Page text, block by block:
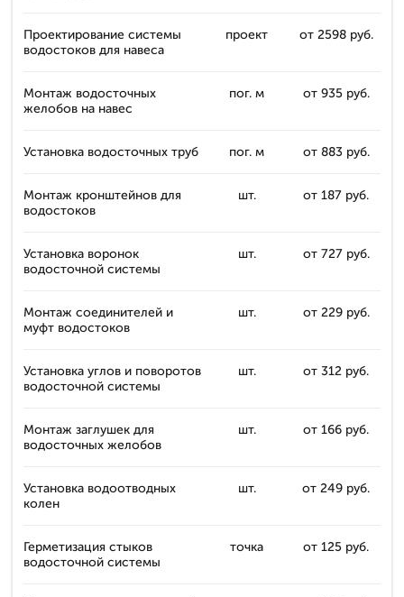
Проектирование системы
водостоков для навеса
проект от 2598 руб.
Монтаж водосточных
желобов на навес
пог. м от 935 руб.
Установка водосточных труб пог. м от 883 руб.
Монтаж кронштейнов для
водостоков
шт. от 187 руб.
Установка воронок
водосточной системы
шт. от 727 руб.
Монтаж соединителей и
муфт водостоков
шт. от 229 руб.
Установка углов и поворотов
водосточной системы
шт. от 312 руб.
Монтаж заглушек для
водосточных желобов
шт. от 166 руб.
Установка водоотводных
колен
шт. от 249 руб.
Герметизация стыков
водосточной системы
точка от 125 руб.